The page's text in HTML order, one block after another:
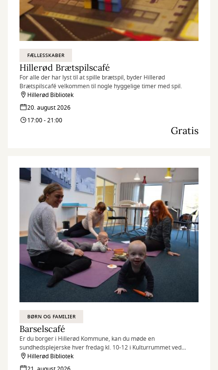
FÆLLESSKABER
Hillerød Brætspilscafé
For alle der har lyst til at spille brætspil, byder Hillerød
Brætspilscafé velkommen til nogle hyggelige timer med spil.
Hillerød Bibliotek
20. august 2026
17:00 - 21:00
Gratis
BØRN OG FAMILIER
Barselscafé
Er du borger i Hillerød Kommune, kan du møde en
sundhedsplejerske hver fredag kl. 10-12 i Kulturrummet ved
børnebiblioteket.
Hillerød Bibliotek